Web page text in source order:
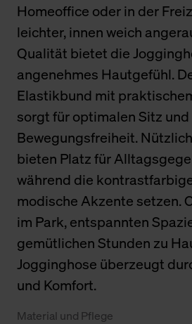
Homeoffice oder in der
leichter, innen weich
Qualität bietet die
angenehmes Hautgefühl.
Elastikbund mit
sorgt für optimalen Sitz und
Bewegungsfreiheit.
bieten Platz für
während die
modische Akzente setzen.
im Park, entspannten
gemütlichen Stunden zu
Jogginghose überzeugt
und Komfort.
Material und Pflege